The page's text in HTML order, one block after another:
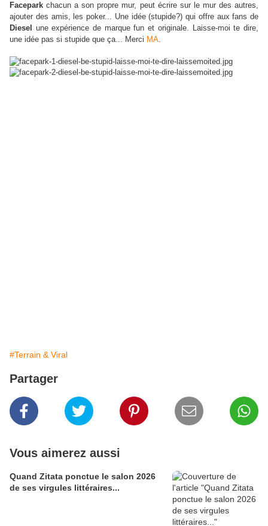
Facepark chacun a son propre mur, peut écrire sur le mur des autres,
ajouter des amis, les poker... Une idée (stupide?) qui offre aux fans de
Diesel
une expérience de marque fun et originale. Laisse-moi te dire,
une idée pas si stupide que ça... Merci MA.
#Terrain & Viral
Partager
Vous aimerez aussi
Quand Zitata ponctue le salon 2026
de ses virgules littéraires...